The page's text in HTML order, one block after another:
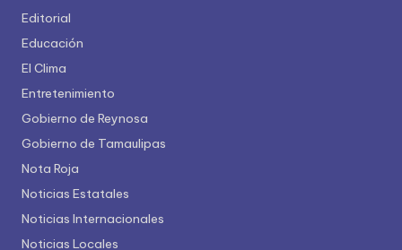
Editorial
Educación
El Clima
Entretenimiento
Gobierno de Reynosa
Gobierno de Tamaulipas
Nota Roja
Noticias Estatales
Noticias Internacionales
Noticias Locales